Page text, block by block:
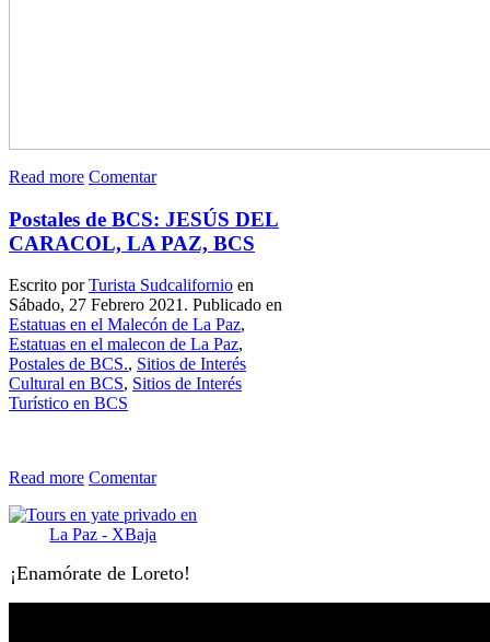
Read more Comentar
Postales de BCS: JESÚS DEL
CARACOL, LA PAZ, BCS
Escrito porTurista Sudcalifornio en
Sábado, 27 Febrero 2021. Publicado en
Estatuas en el Malecón de La Paz,
Estatuas en el malecon de La Paz,
Postales de BCS., Sitios de Interés
Cultural en BCS, Sitios de Interés
Turístico en BCS
Read more Comentar
¡Enamórate de Loreto!